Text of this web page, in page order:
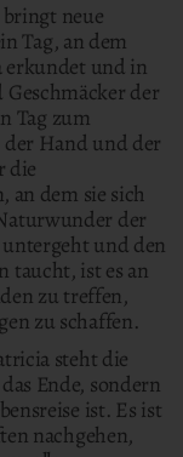
neue
Tag, an dem
erkundet und in
der
Tag zum
Hand und der
die
an dem sie sich
der
und den
taucht, ist es an
zu treffen,
zu schaffen.
steht die
Ende, sondern
ist. Es ist
nachgehen,